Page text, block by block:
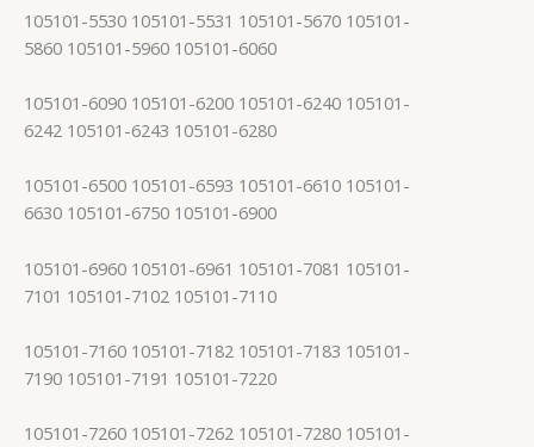
105101-5530 105101-5531 105101-5670 105101-
5860 105101-5960 105101-6060
105101-6090 105101-6200 105101-6240 105101-
6242 105101-6243 105101-6280
105101-6500 105101-6593 105101-6610 105101-
6630 105101-6750 105101-6900
105101-6960 105101-6961 105101-7081 105101-
7101 105101-7102 105101-7110
105101-7160 105101-7182 105101-7183 105101-
7190 105101-7191 105101-7220
105101-7260 105101-7262 105101-7280 105101-